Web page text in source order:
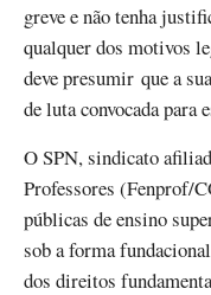
greve e não tenha
qualquer dos motivos
deve presumir que a
de luta convocada para
O SPN, sindicato
Professores (Fenprof/
públicas de ensino
sob a forma
dos direitos